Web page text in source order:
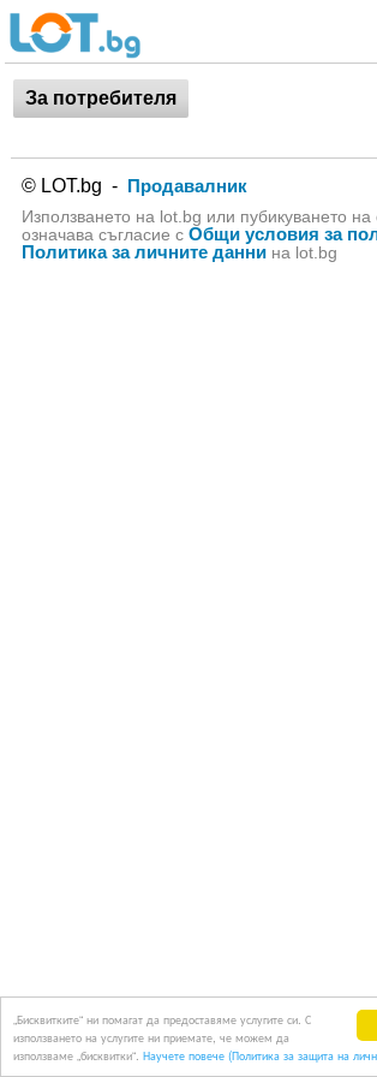
„Бисквитките“ ни помагат да предоставяме услугите си. С
използването на услугите ни приемате, че можем да
използваме „бисквитки“. Научете повече (Политика за защита на
За потребителя
© LOT.bg - Продавалник
Използването на lot.bg или пубикуването на
означава съгласие с Общи условия за
Политика за личните даннина lot.bg